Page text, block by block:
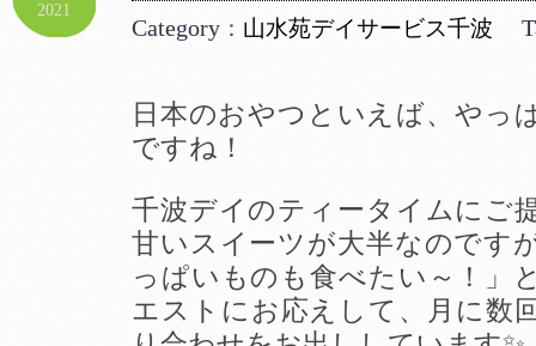
2021
Category ： 山水苑デイサービス千波
日本のおやつといえば、やっ
ですね！
千波デイのティータイムにご
甘いスイーツが大半なのです
っぱいものも食べたい～！」
エストにお応えして、月に数